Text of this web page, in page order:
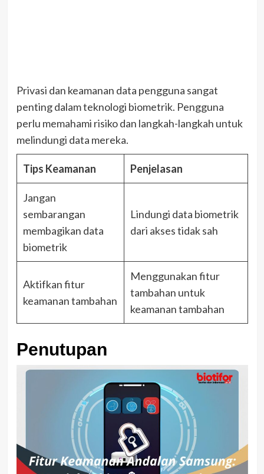
Privasi dan keamanan data pengguna sangat
penting dalam teknologi biometrik. Pengguna
perlu memahami risiko dan langkah-langkah untuk
melindungi data mereka.
Tips Keamanan Penjelasan
Jangan
sembarangan
membagikan data
biometrik
Lindungi data biometrik
dari akses tidak sah
Aktifkan fitur
keamanan tambahan
Menggunakan fitur
tambahan untuk
keamanan tambahan
Penutupan